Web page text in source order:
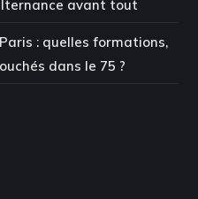
avant tout
: quelles formations,
dans le 75 ?